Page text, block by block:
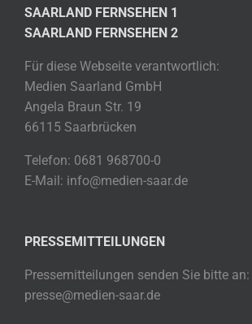
SAARLAND FERNSEHEN 1
SAARLAND FERNSEHEN 2
Für diese Webseite verantwortlich:
Medien Saarland GmbH
Angela Braun Str. 19
66115 Saarbrücken
Telefon: 0681 968700-0
E-Mail: info@medien-saar.de
PRESSEMITTEILUNGEN
Pressemitteilungen senden Sie bitte an:
presse@medien-saar.de